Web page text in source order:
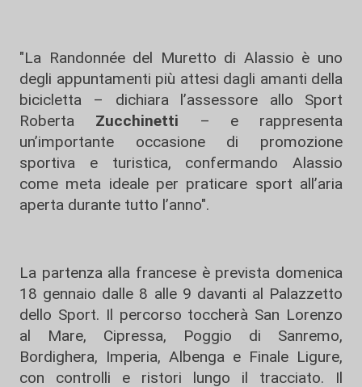
"La Randonnée del Muretto di Alassio è uno
degli appuntamenti più attesi dagli amanti della
bicicletta – dichiara l’assessore allo Sport
Roberta Zucchinetti – e rappresenta
un’importante occasione di promozione
sportiva e turistica, confermando Alassio
come meta ideale per praticare sport all’aria
aperta durante tutto l’anno".
La partenza alla francese è prevista domenica
18 gennaio dalle 8 alle 9 davanti al Palazzetto
dello Sport. Il percorso toccherà San Lorenzo
al Mare, Cipressa, Poggio di Sanremo,
Bordighera, Imperia, Albenga e Finale Ligure,
con controlli e ristori lungo il tracciato. Il